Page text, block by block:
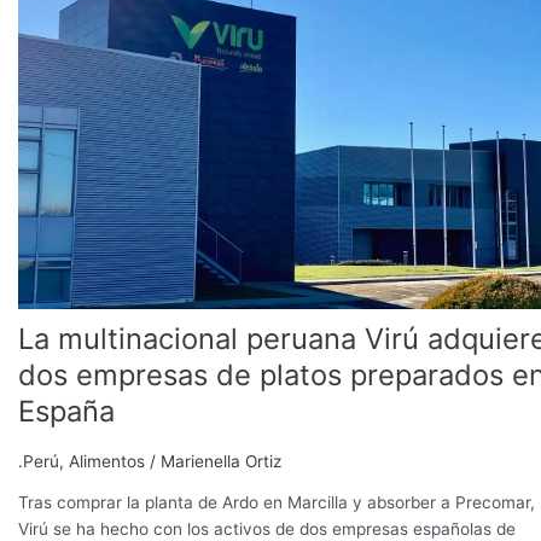
La multinacional peruana Virú
dos empresas de platos preparados
España
.Perú, Alimentos / Marienella Ortiz
Tras comprar la planta de Ardo en Marcilla y absorber a Precomar,
Virú se ha hecho con los activos de dos empresas españolas de
peruana
Virú
adquiere
dos
empresas
de
platos
preparados
España